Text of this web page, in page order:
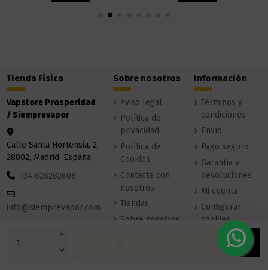
Tienda Física
Vapstore Prosperidad
/ Siemprevapor
Calle Santa Hortensia, 2,
28002, Madrid, España
+34 628282608
info@siemprevapor.com
Sobre nosotros
Aviso legal
Política de
privacidad
Política de
Cookies
Contacte con
nosotros
Tiendas
Sobre nosotros
Información
Términos y
condiciones
Envío
Pago seguro
Garantía y
devoluciones
Mi cuenta
Configurar
cookies